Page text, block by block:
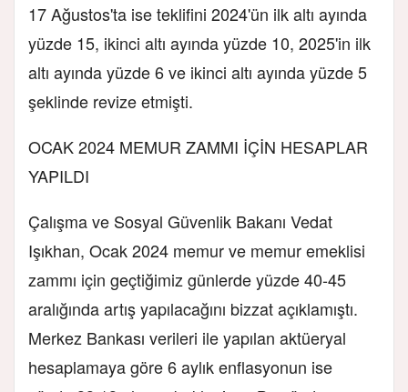
17 Ağustos'ta ise teklifini 2024'ün ilk altı ayında
yüzde 15, ikinci altı ayında yüzde 10, 2025'in ilk
altı ayında yüzde 6 ve ikinci altı ayında yüzde 5
şeklinde revize etmişti.
OCAK 2024 MEMUR ZAMMI İÇİN HESAPLAR
YAPILDI
Çalışma ve Sosyal Güvenlik Bakanı Vedat
Işıkhan, Ocak 2024 memur ve memur emeklisi
zammı için geçtiğimiz günlerde yüzde 40-45
aralığında artış yapılacağını bizzat açıklamıştı.
Merkez Bankası verileri ile yapılan aktüeryal
hesaplamaya göre 6 aylık enflasyonun ise